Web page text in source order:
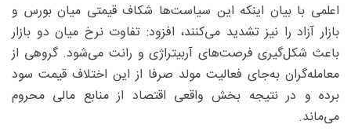
اعلمی با بیان اینکه این سیاست‌ها شکاف قیمتی میان بورس و
بازار آزاد را نیز تشدید می‌کنند، افزود: تفاوت نرخ میان دو بازار
باعث شکل‌گیری فرصت‌های آربیتراژی و رانت می‌شود. گروهی از
معامله‌گران به‌جای فعالیت مولد صرفا از این اختلاف قیمت سود
برده و در نتیجه بخش واقعی اقتصاد از منابع مالی محروم
می‌ماند.